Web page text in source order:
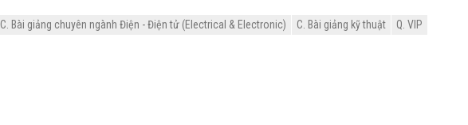
C. Bài giảng chuyên ngành Điện - Điện tử (Electrical & Electronic) C. Bài giảng kỹ thuật Q. VIP